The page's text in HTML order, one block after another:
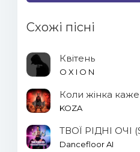
Схожі пісні
Квітень
O X I O N
Коли жінка каже
KOZA
Dancefloor AI